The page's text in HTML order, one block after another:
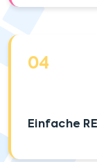
04
Einfache